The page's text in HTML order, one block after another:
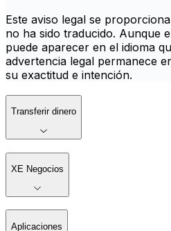
Este aviso legal se
no ha sido traducido. Aunque
puede aparecer en el idioma
advertencia legal permanece
su exactitud e intención.
Transferir dinero
XE Negocios
Aplicaciones